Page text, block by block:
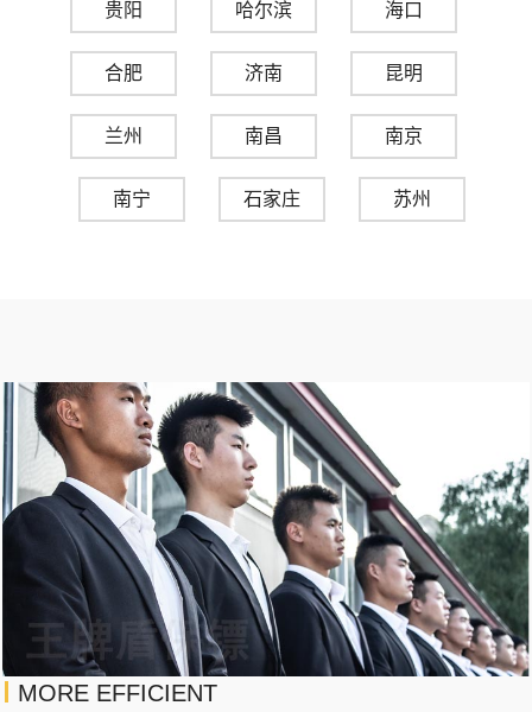
贵阳 哈尔滨 海口
合肥 济南 昆明
兰州 南昌 南京
南宁 石家庄 苏州
MORE EFFICIENT